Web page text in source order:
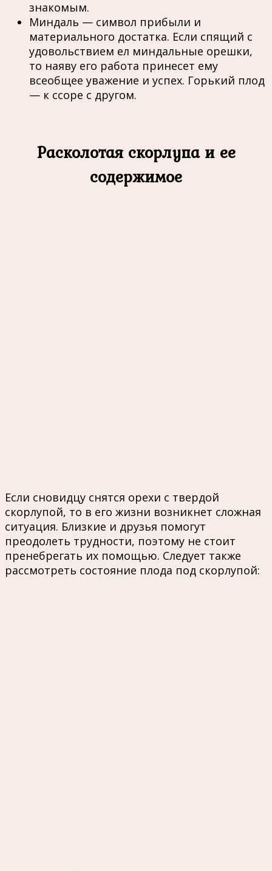
знакомым.
Миндаль — символ прибыли и
материального достатка. Если спящий с
удовольствием ел миндальные орешки,
то наяву его работа принесет ему
всеобщее уважение и успех. Горький плод
— к ссоре с другом.
Расколотая скорлупа и ее
содержимое
Если сновидцу снятся орехи с твердой
скорлупой, то в его жизни возникнет сложная
ситуация. Близкие и друзья помогут
преодолеть трудности, поэтому не стоит
пренебрегать их помощью. Следует также
рассмотреть состояние плода под скорлупой: